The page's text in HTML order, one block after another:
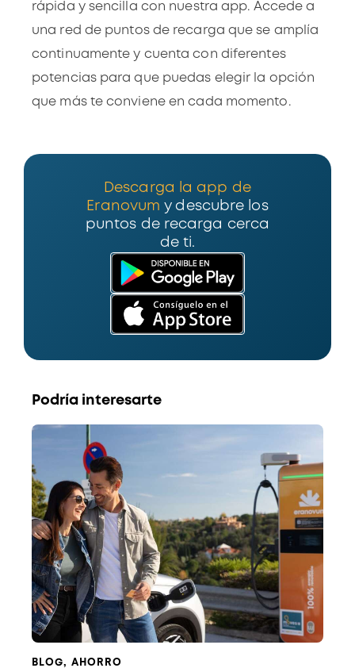
rápida y sencilla con nuestra app. Accede a
una red de puntos de recarga que se amplía
continuamente y cuenta con diferentes
potencias para que puedas elegir la opción
que más te conviene en cada momento.
Descarga la app de
Eranovum y descubre los
puntos de recarga cerca
de ti.
Podría interesarte
BLOG, AHORRO